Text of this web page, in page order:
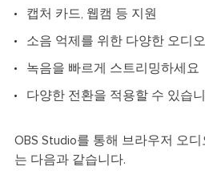
캡처 카드, 웹캠 등 지원
소음 억제를 위한 다양한 오디
녹음을 빠르게 스트리밍하세요
다양한 전환을 적용할 수 있습
OBS Studio를 통해 브라우저 오
는 다음과 같습니다.